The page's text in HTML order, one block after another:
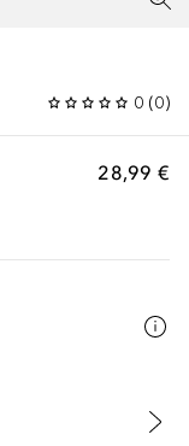
0 (0)
28,99 €